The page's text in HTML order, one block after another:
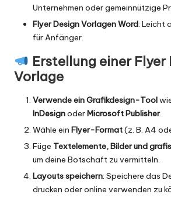
Unternehmen oder gemeinnützige
Flyer Design Vorlagen Word: Leicht
für Anfänger.
Erstellung einer Flyer
Vorlage
Verwende ein Grafikdesign-Tool
InDesignoderMicrosoft Publisher.
Wähle ein Flyer-Format(z. B. A4
Füge Textelemente, Bilder und
um deine Botschaft zu vermitteln.
Layouts speichern: Speichere das
drucken oder online verwenden zu